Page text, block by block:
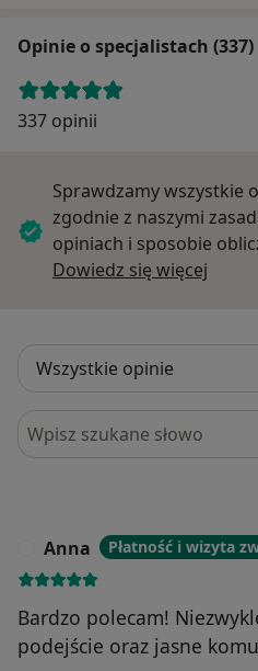
Opinie o specjalistach (337)
337 opinii
Sprawdzamy wszystkie
zgodnie z naszymi
opiniach i sposobie
Dowiedz się więcej
Szukaj w opiniach
Anna Płatność i wizyta
Bardzo polecam!
podejście oraz jasne